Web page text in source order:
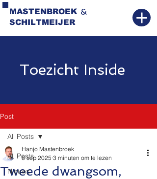
MASTENBROEK
SCHILTMEIJER
&
Toezicht Inside
Post
All Posts
Nieuws
All Posts
Tweede dwangsom,
Hanjo Mastenbroek
8 sep 2025 3 minuten om te lezen